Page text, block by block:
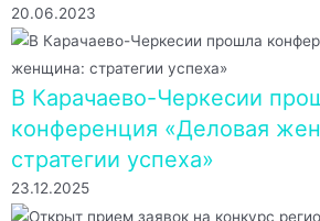
20.06.2023
В Карачаево-Черкесии
конференция «Деловая
стратегии успеха»
23.12.2025